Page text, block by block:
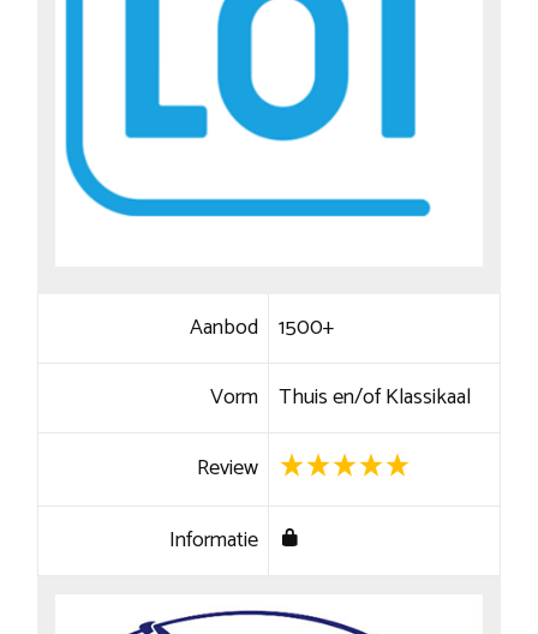
Aanbod 1500+
Vorm Thuis en/of Klassikaal
Review
Informatie